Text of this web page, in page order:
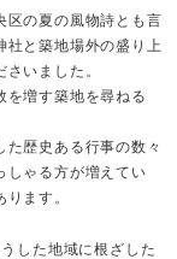
区の夏の風物詩とも言
社と築地場外の盛り上
いました。
を増す築地を尋ねる
た歴史ある行事の数々
しゃる方が増えてい
ます。
した地域に根ざした